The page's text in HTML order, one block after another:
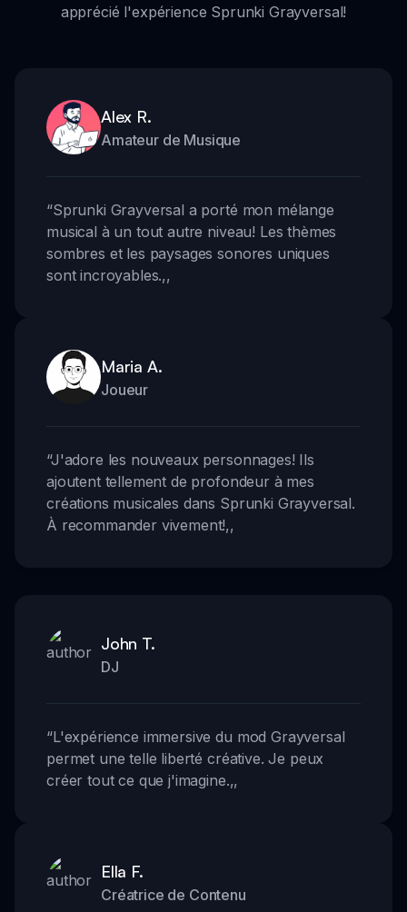
apprécié l'expérience Sprunki Grayversal!
Alex R.
Amateur de Musique
“Sprunki Grayversal a porté mon mélange
musical à un tout autre niveau! Les thèmes
sombres et les paysages sonores uniques
sont incroyables.,,
Maria A.
Joueur
“J'adore les nouveaux personnages! Ils
ajoutent tellement de profondeur à mes
créations musicales dans Sprunki Grayversal.
À recommander vivement!,,
John T.
DJ
“L'expérience immersive du mod Grayversal
permet une telle liberté créative. Je peux
créer tout ce que j'imagine.,,
Ella F.
Créatrice de Contenu